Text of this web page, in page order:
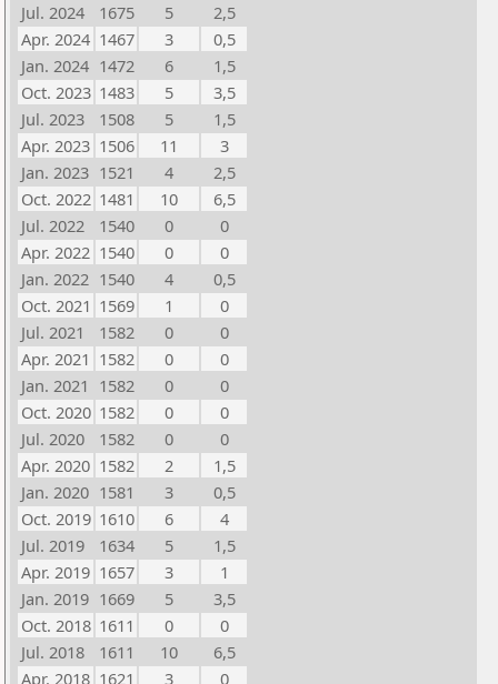
Jul. 2024
1675 5
2,5
Apr. 2024 1467 3
0,5
Jan. 2024 1472 6
1,5
Oct. 2023 1483 5
3,5
Jul. 2023
1508 5
1,5
Apr. 2023 1506 11
3
Jan. 2023 1521 4
2,5
Oct. 2022 1481 10
6,5
Jul. 2022
1540 0
0
Apr. 2022 1540 0
0
Jan. 2022 1540 4
0,5
Oct. 2021 1569 1
0
Jul. 2021
1582 0
0
Apr. 2021 1582 0
0
Jan. 2021 1582 0
0
Oct. 2020 1582 0
0
Jul. 2020
1582 0
0
Apr. 2020 1582 2
1,5
Jan. 2020 1581 3
0,5
Oct. 2019 1610 6
4
Jul. 2019
1634 5
1,5
Apr. 2019 1657 3
1
Jan. 2019 1669 5
3,5
Oct. 2018 1611 0
0
Jul. 2018
1611 10
6,5
Apr. 2018 1621 3
0